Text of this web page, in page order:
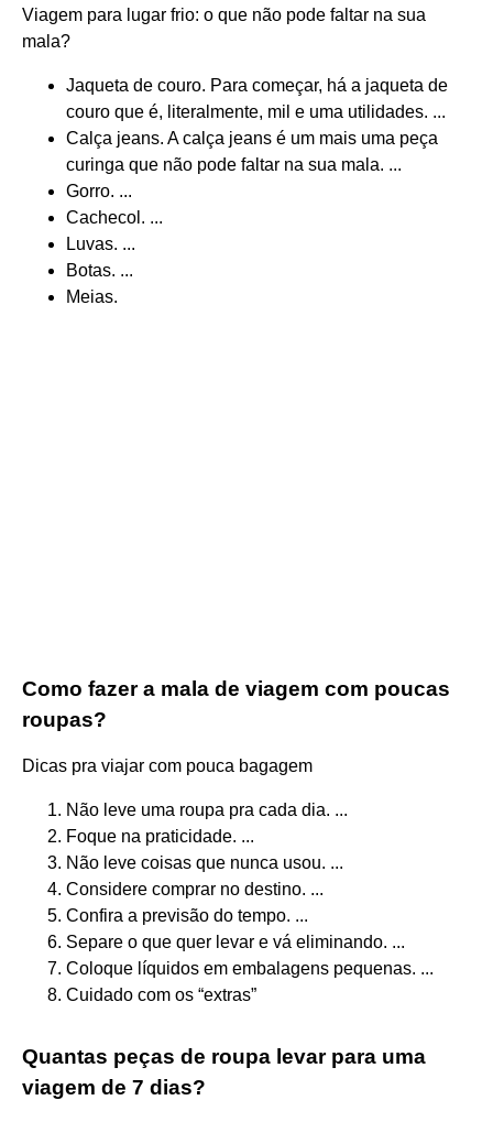
Viagem para lugar frio: o que não pode faltar na sua
mala?
Jaqueta de couro. Para começar, há a jaqueta de
couro que é, literalmente, mil e uma utilidades. ...
Calça jeans. A calça jeans é um mais uma peça
curinga que não pode faltar na sua mala. ...
Gorro. ...
Cachecol. ...
Luvas. ...
Botas. ...
Meias.
Como fazer a mala de viagem com poucas
roupas?
Dicas pra viajar com pouca bagagem
Não leve uma roupa pra cada dia. ...
Foque na praticidade. ...
Não leve coisas que nunca usou. ...
Considere comprar no destino. ...
Confira a previsão do tempo. ...
Separe o que quer levar e vá eliminando. ...
Coloque líquidos em embalagens pequenas. ...
Cuidado com os “extras”
Quantas peças de roupa levar para uma
viagem de 7 dias?